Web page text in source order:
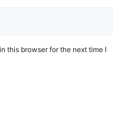
this browser for the next time I